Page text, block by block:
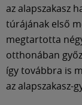
az alapszakasz
túrájának első
megtartotta
otthonában
így továbbra is
az alapszakasz-